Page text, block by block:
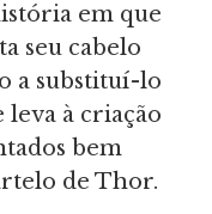
em que
seu cabelo
a substituí-lo
leva à criação
bem
de Thor.